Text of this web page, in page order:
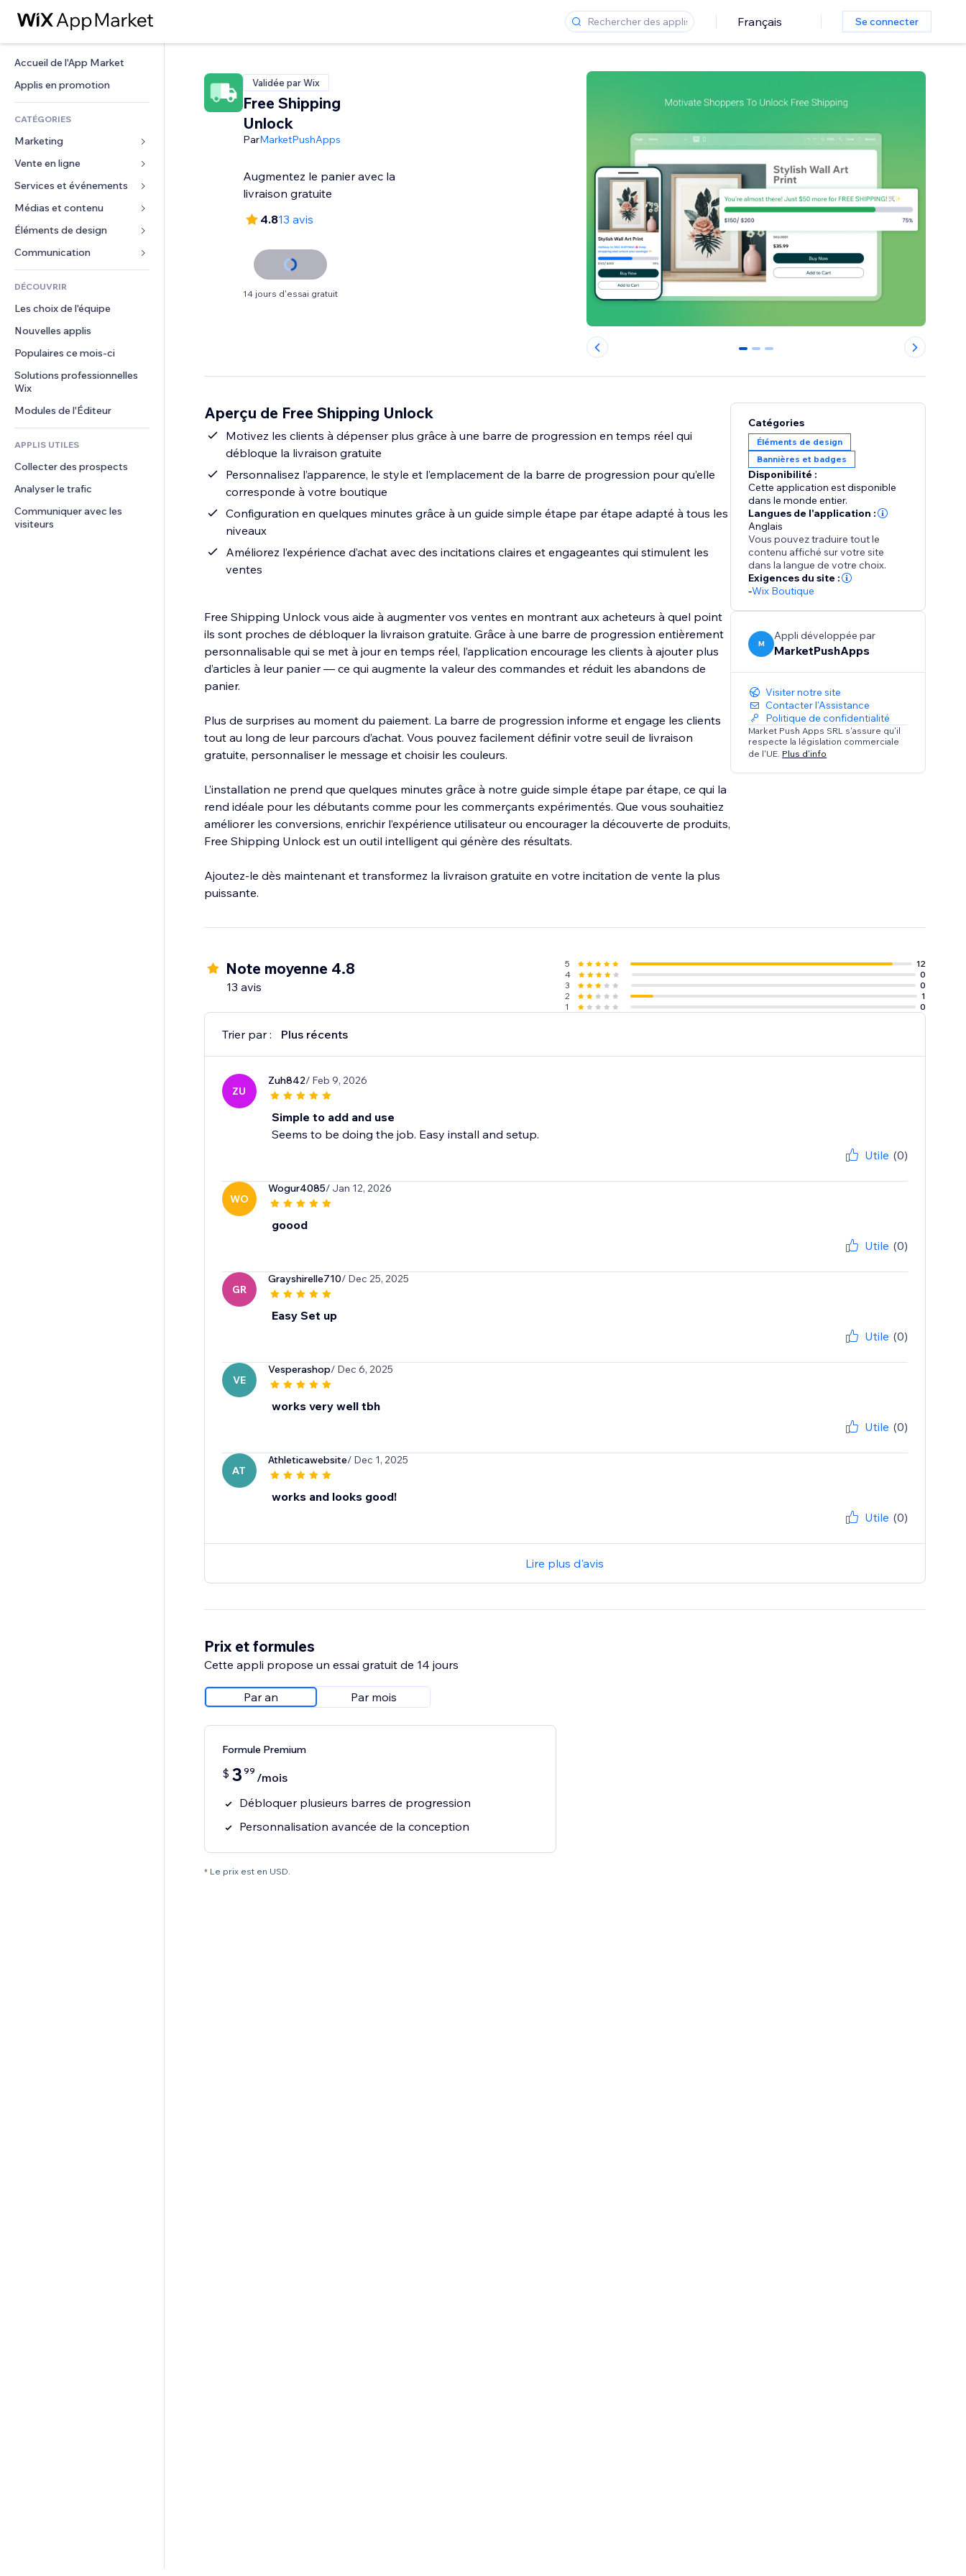
Français Se connecter
Accueil de l'App Market
Applis en promotion
CATÉGORIES
Marketing
Publicités
Mobile
Données analytiques
Réseaux sociaux
Classement de sites
E-mail
Vente en ligne
Applis pour les boutiques
Expédition et livraison
Boutons Vente
Comptabilité
Coupons et fidélisation
Solutions d'entreposage
Financement participatif
Alimentation et boissons
Services et événements
Hôtels
Événements
Restaurants
Immobilier
Réservations
Médias et contenu
Galerie
Musique
Podcasts
Photographie
Vidéo
PDF
Partage de fichiers
Actualités
Services de contenu
Effets de texte
Éléments de design
Cartes et navigation
Confidentialité
Horloge
Modèles de pages
Effets sur images
Boutons et menus
Bannières et badges
Calculateurs
Rechercher
Formulaires
Sondages
Chat
Commentaires
Téléphone
Communauté
Avis et commentaires
DÉCOUVRIR
Les choix de l'équipe
Nouvelles applis
Populaires ce mois‑ci
Solutions professionnelles
Wix
Modules de l'Éditeur
APPLIS UTILES
Collecter des prospects
Analyser le trafic
Communiquer avec les
visiteurs
Validée par Wix
Free Shipping
Unlock
ParMarketPushApps
Augmentez le panier avec la
livraison gratuite
4.813 avis
14 jours d'essai gratuit
0 1 2
Aperçu de Free Shipping Unlock
Motivez les clients à dépenser plus grâce à une barre de progression en temps réel qui
débloque la livraison gratuite
Personnalisez l’apparence, le style et l’emplacement de la barre de progression pour qu’elle
corresponde à votre boutique
Configuration en quelques minutes grâce à un guide simple étape par étape adapté à tous les
niveaux
Améliorez l’expérience d’achat avec des incitations claires et engageantes qui stimulent les
ventes
Free Shipping Unlock vous aide à augmenter vos ventes en montrant aux acheteurs à quel point
ils sont proches de débloquer la livraison gratuite. Grâce à une barre de progression entièrement
personnalisable qui se met à jour en temps réel, l’application encourage les clients à ajouter plus
d’articles à leur panier — ce qui augmente la valeur des commandes et réduit les abandons de
panier.
Plus de surprises au moment du paiement. La barre de progression informe et engage les clients
tout au long de leur parcours d’achat. Vous pouvez facilement définir votre seuil de livraison
gratuite, personnaliser le message et choisir les couleurs.
L’installation ne prend que quelques minutes grâce à notre guide simple étape par étape, ce qui la
rend idéale pour les débutants comme pour les commerçants expérimentés. Que vous souhaitiez
améliorer les conversions, enrichir l’expérience utilisateur ou encourager la découverte de produits,
Free Shipping Unlock est un outil intelligent qui génère des résultats.
Ajoutez-le dès maintenant et transformez la livraison gratuite en votre incitation de vente la plus
puissante.
Catégories
Éléments de design
Bannières et badges
Disponibilité :
Cette application est disponible
dans le monde entier.
Langues de l'application :
Anglais
Vous pouvez traduire tout le
contenu affiché sur votre site
dans la langue de votre choix.
Exigences du site :
-Wix Boutique
M
Appli développée par
MarketPushApps
Visiter notre site
Contacter l'Assistance
Politique de confidentialité
Market Push Apps SRL s'assure qu'il
respecte la législation commerciale
de l'UE. Plus d'info
Note moyenne 4.8
13 avis
5
12
4
0
3
0
2
1
1
0
Trier par : Plus récents
ZU
Zuh842/ Feb 9, 2026
Simple to add and use
Seems to be doing the job. Easy install and setup.
Utile (0)
WO
Wogur4085/ Jan 12, 2026
goood
Utile (0)
GR
Grayshirelle710/ Dec 25, 2025
Easy Set up
Utile (0)
VE
Vesperashop/ Dec 6, 2025
works very well tbh
Utile (0)
AT
Athleticawebsite/ Dec 1, 2025
works and looks good!
Utile (0)
Lire plus d'avis
Prix et formules
Cette appli propose un essai gratuit de 14 jours
Par an Par mois
Formule Premium
$ 3 99 /mois
Débloquer plusieurs barres de progression
Personnalisation avancée de la conception
* Le prix est en USD.